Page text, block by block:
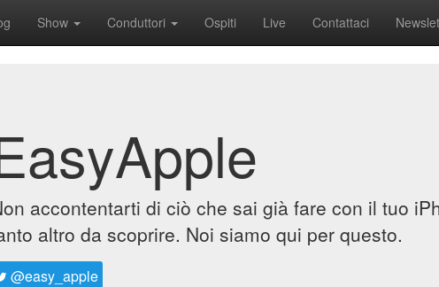
Show Conduttori Ospiti Live Contattaci
accontentarti di ciò che sai già fare con il tuo
altro da scoprire. Noi siamo qui per questo.
@easy_apple